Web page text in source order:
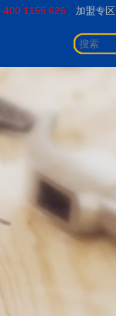
400 1155 626 加盟专区